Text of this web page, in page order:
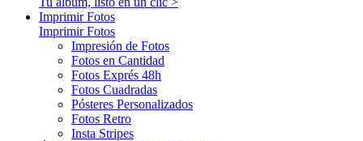
Imprimir Fotos
Imprimir Fotos
Impresión de Fotos
Fotos en Cantidad
Fotos Exprés 48h
Fotos Cuadradas
Pósteres Personalizados
Fotos Retro
Insta Stripes